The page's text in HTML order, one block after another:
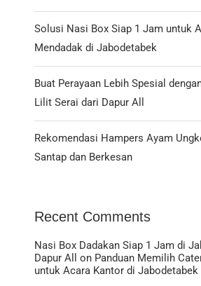
Solusi Nasi Box Siap 1 Jam untuk
Mendadak di Jabodetabek
Buat Perayaan Lebih Spesial
Lilit Serai dari Dapur All
Rekomendasi Hampers Ayam
Santap dan Berkesan
Recent Comments
Nasi Box Dadakan Siap 1 Jam di
Dapur All
on Panduan Memilih
untuk Acara Kantor di Jabodetabek